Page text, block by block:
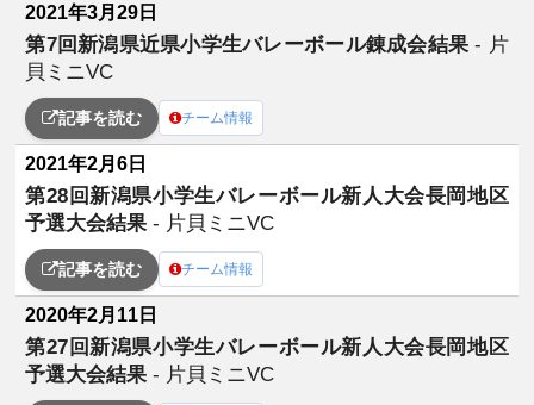
2021年3月29日
第7回新潟県近県小学生バレーボール錬成会結果- 片
貝ミニVC
記事を読む チーム情報
2021年2月6日
第28回新潟県小学生バレーボール新人大会長岡地区
予選大会結果- 片貝ミニVC
記事を読む チーム情報
2020年2月11日
第27回新潟県小学生バレーボール新人大会長岡地区
予選大会結果- 片貝ミニVC